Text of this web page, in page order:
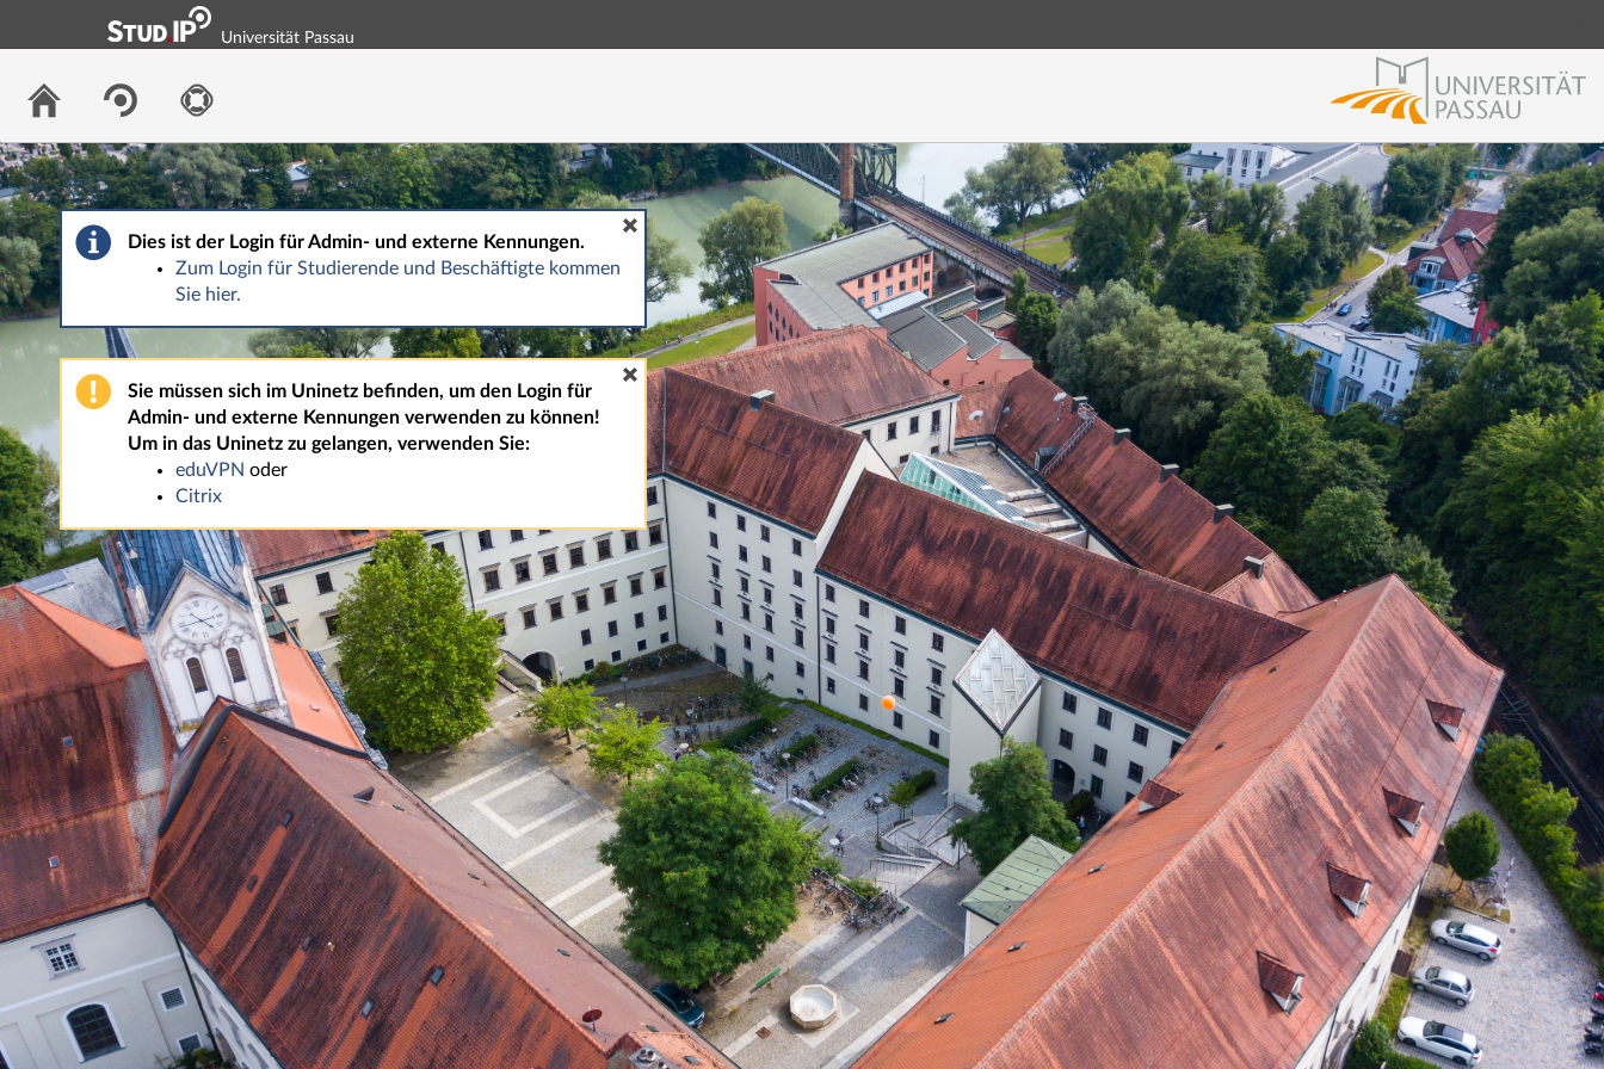
Hauptnavigation
Universität Passau
Dies ist der Login für Admin- und externe Kennungen.
Zum Login für Studierende und Beschäftigte kommen
Sie hier.
Sie müssen sich im Uninetz befinden, um den Login für
Admin- und externe Kennungen verwenden zu können!
Um in das Uninetz zu gelangen, verwenden Sie:
eduVPN oder
Citrix